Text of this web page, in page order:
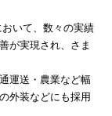
いて、数々の実績
が実現され、さま
運送・農業など幅
外装などにも採用